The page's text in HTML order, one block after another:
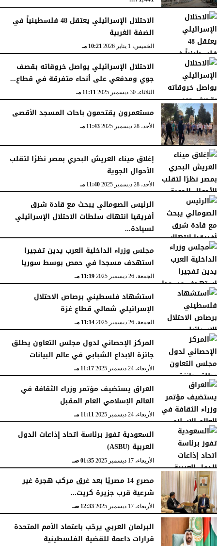
الجمعة، 16 يناير 2026
الاحتلال الإسرائيلي يعتقل 48 فلسطينياً في
الضفة الغربية
الخميس، 1 يناير 2026 10:21 مـ
الاحتلال الإسرائيلي يواصل خروقاته بقصف
جوي ومدفعي على أنحاء متفرقة في قطاع...
الثلاثاء، 30 ديسمبر 2025 11:11 مـ
مستعمرون يقتحمون باحات المسجد الأقصى
الأحد، 28 ديسمبر 2025 11:43 مـ
إغلاق ميناء العريش البحري بمصر نظرًا لتقلب
الأحوال الجوية
الأحد، 28 ديسمبر 2025 11:40 مـ
الرئيس الصومالي يبحث مع قادة شرق
أفريقيا انتهاك سلطات الاحتلال الإسرائيلي
لسيادة...
السبت، 27 ديسمبر 2025
مجلس وزراء الداخلية العرب يدين تفجيرا
استهدف مسجدا في حمص بوسط سوريا
الجمعة، 26 ديسمبر 2025 11:19 مـ
استشهاد فلسطيني برصاص الاحتلال
الإسرائيلي شمالي قطاع غزة
الجمعة، 26 ديسمبر 2025 11:14 مـ
المركز الإحصائي لدول مجلس التعاون يطلق
جائزة الإبداع الشبابي في عالم البيانات
الأربعاء، 24 ديسمبر 2025 11:17 مـ
العراق يستضيف مؤتمر وزراء الثقافة في
العالم الإسلامي العام المقبل
الأربعاء، 24 ديسمبر 2025 11:11 مـ
السعودية تفوز برئاسة اتحاد إذاعات الدول
العربية (ASBU)
الأربعاء، 17 ديسمبر 2025 01:35 صـ
مصرع 14 مصريًا بعد غرق مركب هجرة غير
شرعية قرب جزيرة كريت...
الأربعاء، 17 ديسمبر 2025 12:33 صـ
البرلمان العربي يرحّب باعتماد الأمم المتحدة
قرارات داعمة للقضية الفلسطينية